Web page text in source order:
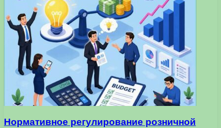
Нормативное регулирование розничной